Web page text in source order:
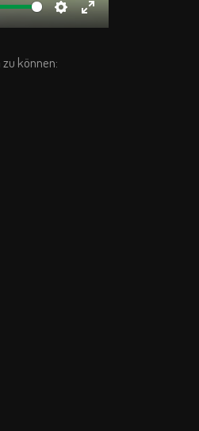
Settings
Enter
können: